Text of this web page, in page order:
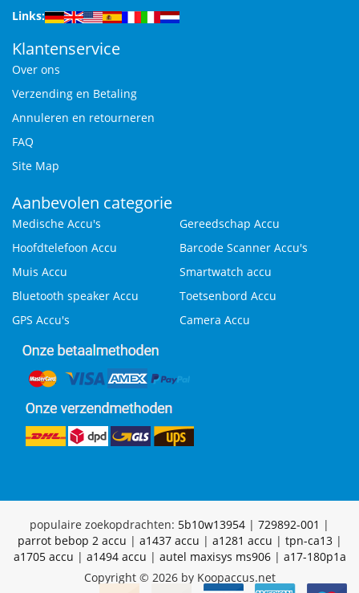
Links:
Klantenservice
Over ons
Verzending en Betaling
Annuleren en retourneren
FAQ
Site Map
Aanbevolen categorie
Medische Accu's
Gereedschap Accu
Hoofdtelefoon Accu
Barcode Scanner Accu's
Muis Accu
Smartwatch accu
Bluetooth speaker Accu
Toetsenbord Accu
GPS Accu's
Camera Accu
populaire zoekopdrachten: 5b10w13954 | 729892-001 |
parrot bebop 2 accu | a1437 accu | a1281 accu | tpn-ca13|
a1705 accu | a1494 accu | autel maxisys ms906| a17-180p1a
Copyright © 2026 by Koopaccus.net